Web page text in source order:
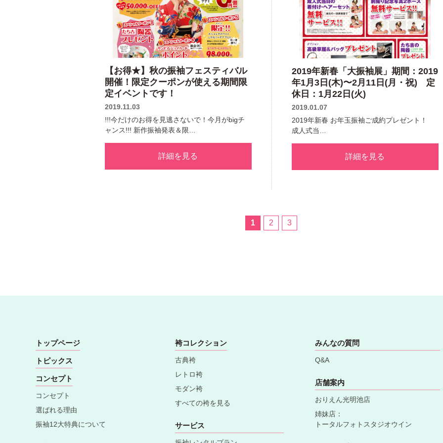
【お得★】秋の振袖フェスティバル
開催！限定クーポンが使える期間限
定イベントです！
2019.11.03
!!!今だけのお得を見逃さないで！今月がbigチ
ャンス!!! 新作振袖発表＆限…
詳細を見る
2019年新春「大振袖展」期間：2019
年1月3日(木)〜2月11日(月・祝) 定
休日：1月22日(火)
2019.01.07
2019年新春 お年玉振袖ご成約プレゼント！
成人式当…
詳細を見る
1 2 3
トップページ
トピックス
コンセプト
コンセプト
選ばれる理由
振袖12大特典について
袴コレクション
古典袴
レトロ袴
モダン袴
すべての袴を見る
サービス
みんなの質問
Q&A
店舗案内
おりえん光明池店
姉妹店：
トータルフォトスタジオウイン